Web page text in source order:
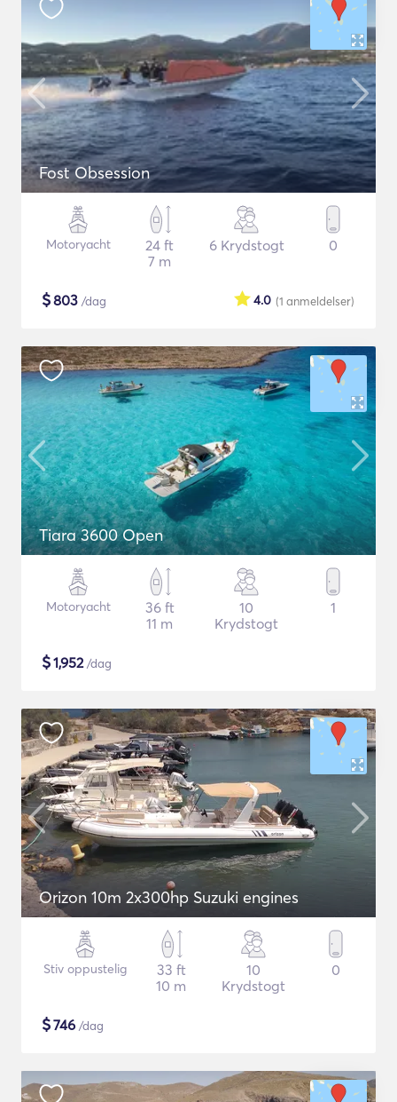
Fost Obsession
Motoryacht
24 ft
7 m
6 Krydstogt 0
$803 /dag (1 anmeldelser)
4.0
Tiara 3600 Open
Motoryacht
36 ft
11 m
10
Krydstogt
1
$1,952/dag
Orizon 10m 2x300hp Suzuki engines
Stiv oppustelig
33 ft
10 m
10
Krydstogt
0
$746 /dag